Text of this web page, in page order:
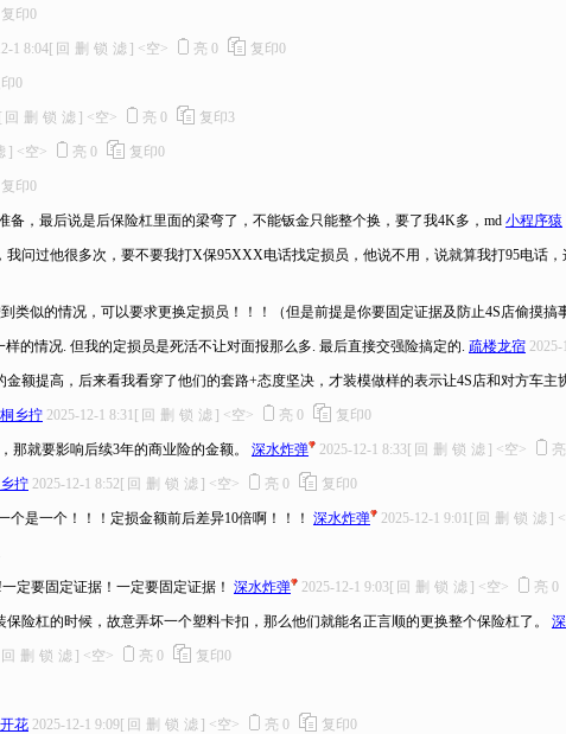
复印0
1 8:04[ 回 删 锁 滤 ] <空> 亮 0 复印0
0
[ 回 删 锁 滤 ] <空> 亮 0 复印3
] <空> 亮 0 复印0
复印0
，最后说是后保险杠里面的梁弯了，不能钣金只能整个换，要了我4K多，md 小程序猿
问过他很多次，要不要我打X保95XXX电话找定损员，他说不用，说就算我打95电话，
似的情况，可以要求更换定损员！！！（但是前提是你要固定证据及防止4S店偷摸搞
的情况. 但我的定损员是死活不让对面报那么多. 最后直接交强险搞定的. 疏楼龙宿 2025-
额提高，后来看我看穿了他们的套路+态度坚决，才装模做样的表示让4S店和对方车主
桐乡拧 2025-12-1 8:31 [ 回 删 锁 滤 ] <空> 亮 0 复印0
就要影响后续3年的商业险的金额。 深水炸弹 2025-12-1 8:33[ 回 删 锁 滤 ] <空> 亮
拧 2025-12-1 8:52 [ 回 删 锁 滤 ] <空> 亮 0 复印0
是一个！！！定损金额前后差异10倍啊！！！ 深水炸弹 2025-12-1 9:01 [ 回 删 锁 滤 ]
定要固定证据！一定要固定证据！ 深水炸弹 2025-12-1 9:03[ 回 删 锁 滤 ] <空> 亮 0
险杠的时候，故意弄坏一个塑料卡扣，那么他们就能名正言顺的更换整个保险杠了。
回 删 锁 滤 ] <空> 亮 0 复印0
花 2025-12-1 9:09[ 回 删 锁 滤 ] <空> 亮 0 复印0